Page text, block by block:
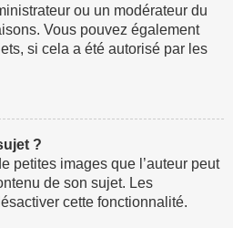
ou un modérateur du
Vous pouvez également
si cela a été autorisé par les
?
petites images que l’auteur peut
de son sujet. Les
cette fonctionnalité.